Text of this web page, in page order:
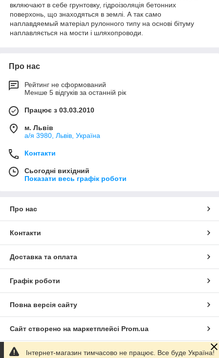
вкляючают в себе грунтовку, гідроізоляція бетонних
поверхонь, що знаходяться в землі. А так само
наплавдяемый матеріал рулонного типу на основі бітуму
наплавляється на мости і шляхопроводи.
Про нас
Рейтинг не сформований
Менше 5 відгуків за останній рік
Працює з 03.03.2010
м. Львів
а/я 3980, Львів, Україна
Контакти
Сьогодні вихідний
Показати весь графік роботи
Про нас
Контакти
Доставка та оплата
Графік роботи
Повна версія сайту
Сайт створено на маркетплейсі Prom.ua
Політика конфіденційності
Інтернет-магазин тимчасово не працює. Все буде Україна!